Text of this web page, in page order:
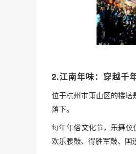
2.江南年味：穿越千
位于杭州市萧山区的楼
落下。
每年年俗文化节，乐舞
欢乐腰鼓、得胜军鼓、国